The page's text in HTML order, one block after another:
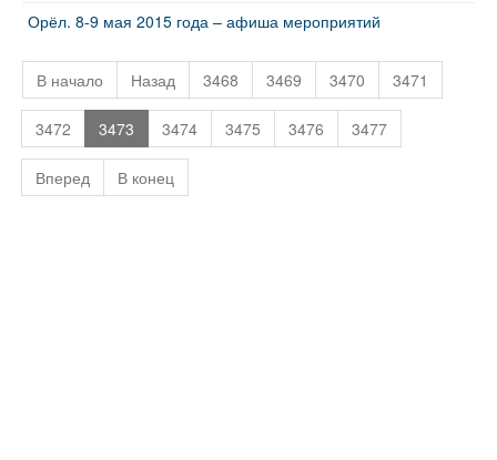
Орёл. 8-9 мая 2015 года – афиша мероприятий
В начало Назад 3468 3469 3470 3471
3472 3473 3474 3475 3476 3477
Вперед В конец